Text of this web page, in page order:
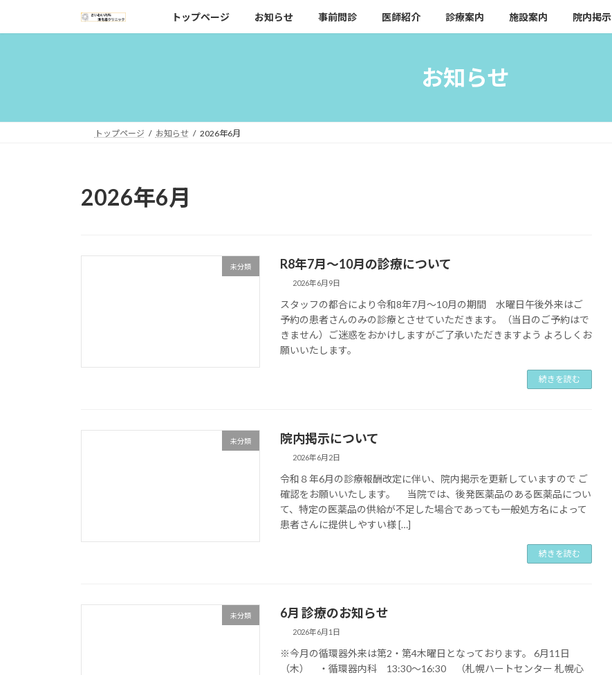
キ
に
トップページ お知らせ 事前問診 医師紹介 診療案内 施設案内 院内掲示
お知らせ
トップページ お知らせ 2026年6月
2026年6月
未分類 R8年7月〜10月の診療について
2026年6月9日
スタッフの都合により令和8年7月〜10月の期間 水曜日午後外来はご
予約の患者さんのみの診療とさせていただきます。（当日のご予約はで
きません）ご迷惑をおかけしますがご了承いただきますよう よろしくお
願いいたします。
続きを読む
未分類 院内掲示について
2026年6月2日
令和８年6月の診療報酬改定に伴い、院内掲示を更新していますので ご
確認をお願いいたします。 当院では、後発医薬品のある医薬品につい
て、特定の医薬品の供給が不足した場合であっても一般処方名によって
患者さんに提供しやすい様 […]
続きを読む
未分類 6月 診療のお知らせ
2026年6月1日
※今月の循環器外来は第2・第4木曜日となっております。 6月11日
（木） ・循環器内科 13:30〜16:30 （札幌ハートセンター 札幌心